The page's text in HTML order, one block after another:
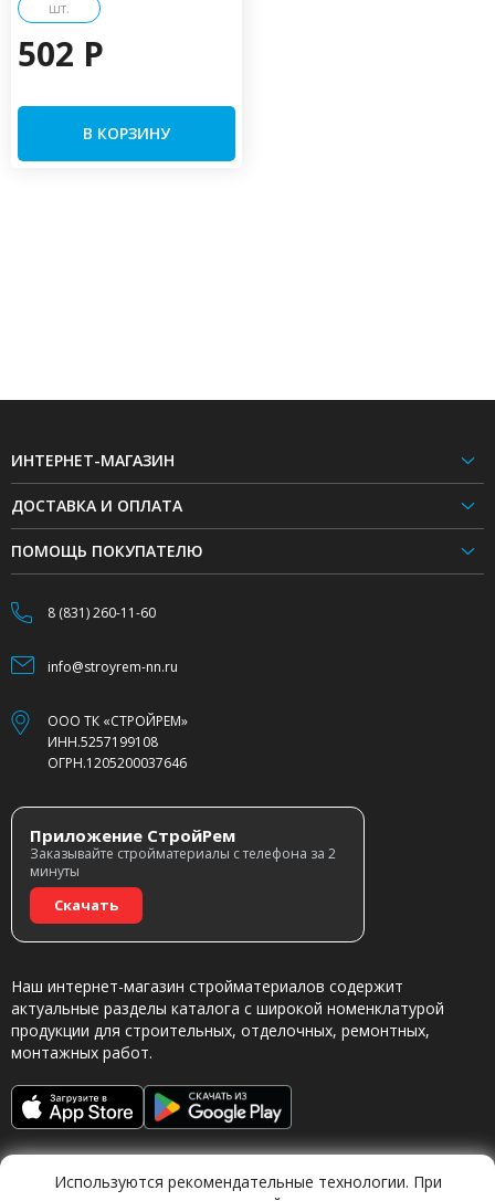
шт.
502 P
В КОРЗИНУ
ИНТЕРНЕТ-МАГАЗИН
ДОСТАВКА И ОПЛАТА
ПОМОЩЬ ПОКУПАТЕЛЮ
8 (831) 260-11-60
info@stroyrem-nn.ru
ООО ТК «СТРОЙРЕМ»
ИНН.5257199108
ОГРН.1205200037646
Приложение СтройРем
Заказывайте стройматериалы с телефона за 2
минуты
Скачать
Наш интернет-магазин стройматериалов содержит
актуальные разделы каталога с широкой номенклатурой
продукции для строительных, отделочных, ремонтных,
монтажных работ.
Используются рекомендательные технологии. При